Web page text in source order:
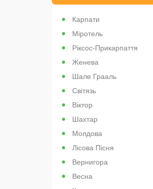
Карпати
Міротель
Ріксос-Прикарпаття
Женева
Шале Грааль
Світязь
Віктор
Шахтар
Молдова
Лісова Пісня
Вернигора
Весна